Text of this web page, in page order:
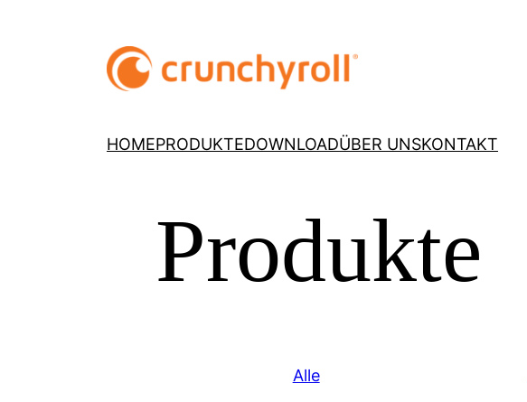
HOMEPRODUKTEDOWNLOADÜBER UNSKONTAKT
Produkte
Alle